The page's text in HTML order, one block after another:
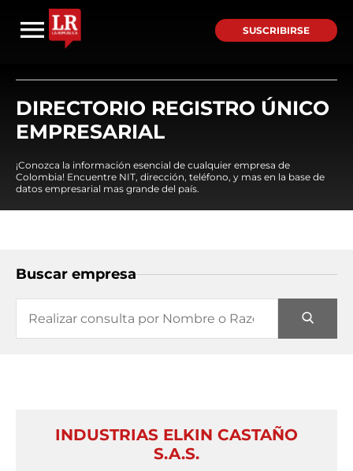
SUSCRIBIRSE
DIRECTORIO REGISTRO ÚNICO
EMPRESARIAL
¡Conozca la información esencial de cualquier empresa de
Colombia! Encuentre NIT, dirección, teléfono, y mas en la base de
datos empresarial mas grande del país.
Buscar empresa
INDUSTRIAS ELKIN CASTAÑO
S.A.S.